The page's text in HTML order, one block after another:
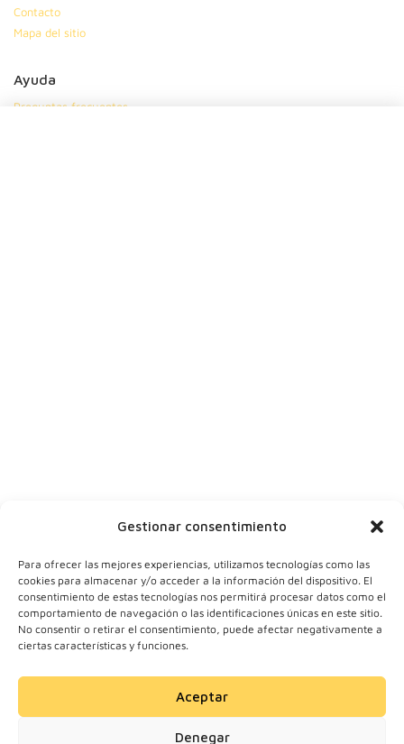
Gestionar consentimiento
Para ofrecer las mejores experiencias, utilizamos tecnologías como las
cookies para almacenar y/o acceder a la información del dispositivo. El
consentimiento de estas tecnologías nos permitirá procesar datos como el
comportamiento de navegación o las identificaciones únicas en este sitio.
No consentir o retirar el consentimiento, puede afectar negativamente a
ciertas características y funciones.
Aceptar
Denegar
Contacto
Mapa del sitio
Ayuda
Preguntas frecuentes
© 2024 Motherick S.L.